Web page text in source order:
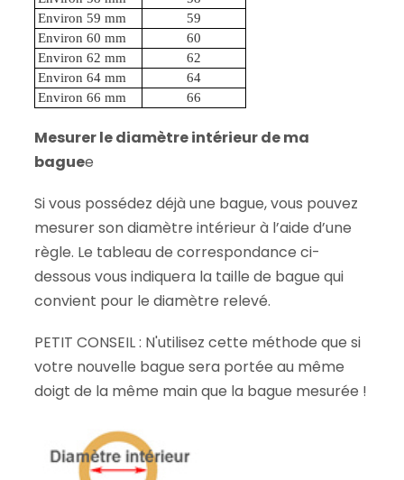
Environ 59 mm
59
Environ 60 mm
60
Environ 62 mm
62
Environ 64 mm
64
Environ 66 mm
66
Mesurer le diamètre intérieur de ma
baguee
Si vous possédez déjà une bague, vous pouvez
mesurer son diamètre intérieur à l’aide d’une
règle. Le tableau de correspondance ci-
dessous vous indiquera la taille de bague qui
convient pour le diamètre relevé.
PETIT CONSEIL : N'utilisez cette méthode que si
votre nouvelle bague sera portée au même
doigt de la même main que la bague mesurée !